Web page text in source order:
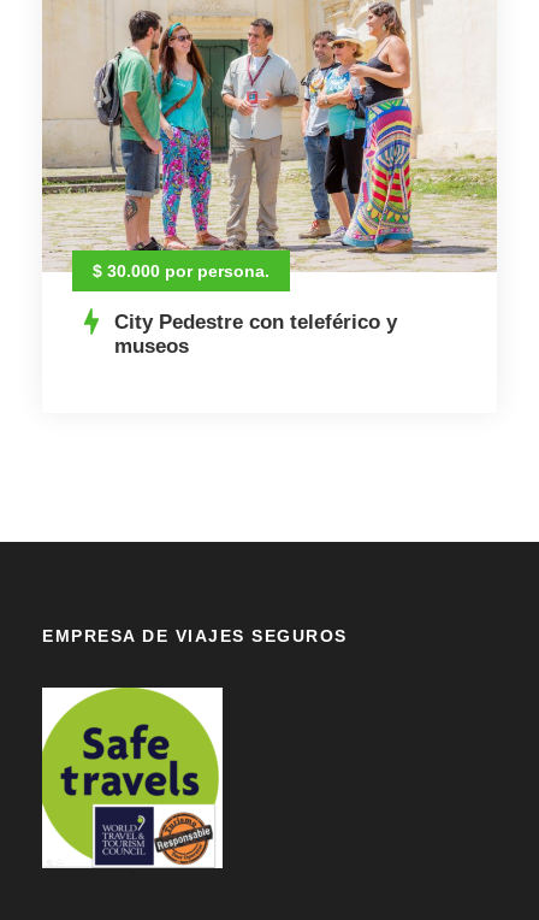
$ 30.000 por persona.
City Pedestre con teleférico y
museos
EMPRESA DE VIAJES SEGUROS